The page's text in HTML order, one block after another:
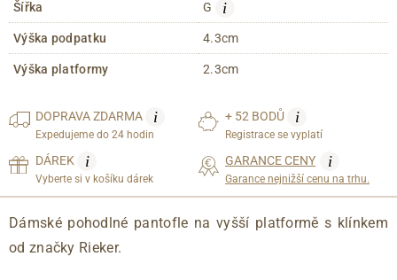
Šířka G i
Výška podpatku 4.3cm
Výška platformy 2.3cm
DOPRAVAZDARMA i
Expedujeme do 24 hodin
+ 52 BODŮ i
Registrace se vyplatí
DÁREK i
Vyberte si v košíku dárek
GARANCE CENY i
Garance nejnižší cenu na trhu.
Dámské pohodlné pantofle na vyšší platformě s klínkem
od značky Rieker.